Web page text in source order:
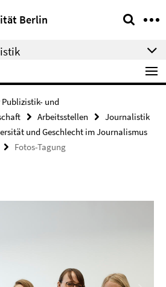
Berlin
und
Arbeitsstellen
Journalistik
und Geschlecht im Journalismus
Fotos-Tagung